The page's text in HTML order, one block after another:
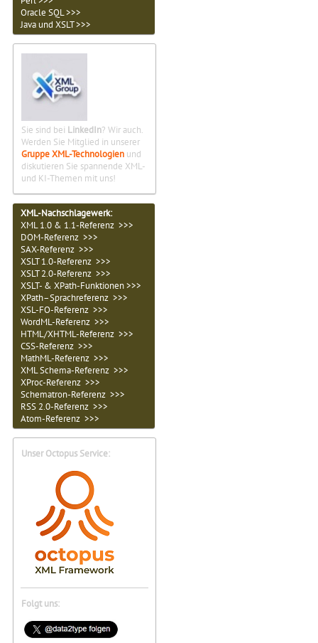
Oracle SQL >>>
Java und XSLT >>>
Sie sind bei LinkedIn? Wir auch.
Werden Sie Mitglied in unserer
Gruppe XML-Technologien und
diskutieren Sie spannende XML-
und KI-Themen mit uns!
XML-Nachschlagewerk:
XML 1.0 & 1.1-Referenz >>>
DOM-Referenz >>>
SAX-Referenz >>>
XSLT 1.0-Referenz >>>
XSLT 2.0-Referenz >>>
XSLT- & XPath-Funktionen >>>
XPath–Sprachreferenz >>>
XSL-FO-Referenz >>>
WordML-Referenz >>>
HTML/XHTML-Referenz >>>
CSS-Referenz >>>
MathML-Referenz >>>
XML Schema-Referenz >>>
XProc-Referenz >>>
Schematron-Referenz >>>
RSS 2.0-Referenz >>>
Atom-Referenz >>>
Unser Octopus Service:
Folgt uns: